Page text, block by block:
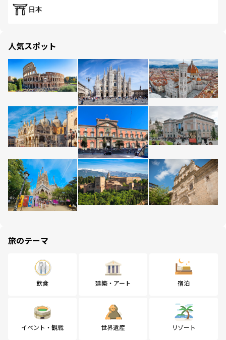
日本
人気スポット
旅のテーマ
飲食 建築・アート 宿泊
イベント・観戦 世界遺産 リゾート